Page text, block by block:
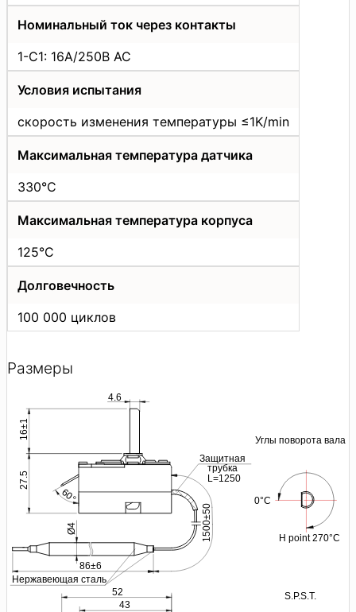
Номинальный ток через контакты
1-C1: 16A/250В АС
Условия испытания
скорость изменения температуры ≤1K/min
Максимальная температура датчика
330°C
Максимальная температура корпуса
125°C
Долговечность
100 000 циклов
Размеры